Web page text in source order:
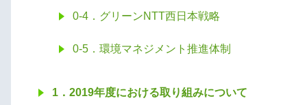
0-4．グリーンNTT西日本戦略
0-5．環境マネジメント推進体制
1．2019年度における取り組みについて